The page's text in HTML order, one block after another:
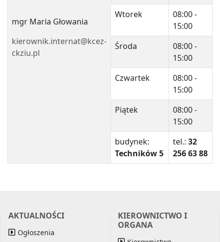
mgr Maria Głowania
kierownik.internat@kcez-
ckziu.pl
Wtorek
08:00 -
15:00
Środa
08:00 -
15:00
Czwartek
08:00 -
15:00
Piątek
08:00 -
15:00
budynek:
Techników 5
tel.: 32
256 63 88
AKTUALNOŚCI
Ogłoszenia
KIEROWNICTWO I
ORGANA